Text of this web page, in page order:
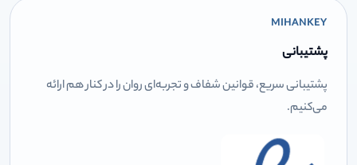
MIHANKEY
پشتیبانی
پشتیبانی سریع، قوانین شفاف و تجربه‌ای روان را در کنار هم ارائه
می‌کنیم.